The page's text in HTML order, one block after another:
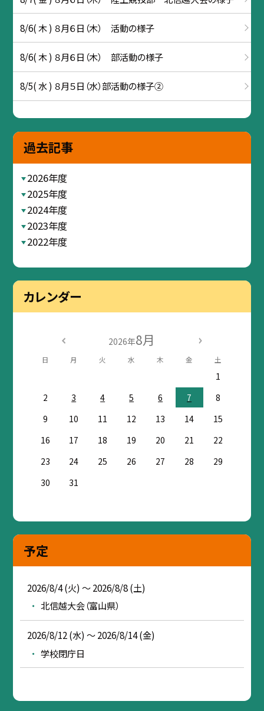
8/6( 木 ) ８月６日（木） 活動の様子
8/6( 木 ) ８月６日（木） 部活動の様子
8/5( 水 ) ８月５日（水）部活動の様子②
過去記事
2026年度
2025年度
2024年度
2023年度
2022年度
カレンダー
2026年8月
日 月 火 水 木 金 土
1
2
3 4 5 6 7
8
9
10 11 12 13 14
15
16
17 18 19 20 21
22
23
24 25 26 27 28
29
30
31
予定
2026/8/4 (火) ～ 2026/8/8 (土)
北信越大会（富山県）
2026/8/12 (水) ～ 2026/8/14 (金)
学校閉庁日